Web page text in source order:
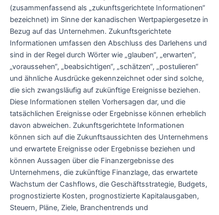
(zusammenfassend als „zukunftsgerichtete Informationen“
bezeichnet) im Sinne der kanadischen Wertpapiergesetze in
Bezug auf das Unternehmen. Zukunftsgerichtete
Informationen umfassen den Abschluss des Darlehens und
sind in der Regel durch Wörter wie „glauben“, „erwarten“,
„voraussehen“, „beabsichtigen“, „schätzen“, „postulieren“
und ähnliche Ausdrücke gekennzeichnet oder sind solche,
die sich zwangsläufig auf zukünftige Ereignisse beziehen.
Diese Informationen stellen Vorhersagen dar, und die
tatsächlichen Ereignisse oder Ergebnisse können erheblich
davon abweichen. Zukunftsgerichtete Informationen
können sich auf die Zukunftsaussichten des Unternehmens
und erwartete Ereignisse oder Ergebnisse beziehen und
können Aussagen über die Finanzergebnisse des
Unternehmens, die zukünftige Finanzlage, das erwartete
Wachstum der Cashflows, die Geschäftsstrategie, Budgets,
prognostizierte Kosten, prognostizierte Kapitalausgaben,
Steuern, Pläne, Ziele, Branchentrends und